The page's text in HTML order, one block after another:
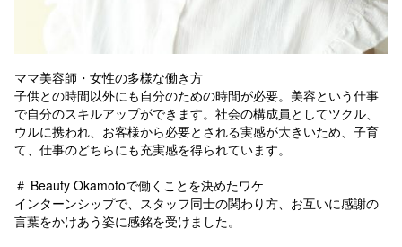
ママ美容師・女性の多様な働き方
子供との時間以外にも自分のための時間が必要。美容という仕事
で自分のスキルアップができます。社会の構成員としてツクル、
ウルに携われ、お客様から必要とされる実感が大きいため、子育
て、仕事のどちらにも充実感を得られています。
＃ Beauty Okamotoで働くことを決めたワケ
インターンシップで、スタッフ同士の関わり方、お互いに感謝の
言葉をかけあう姿に感銘を受けました。